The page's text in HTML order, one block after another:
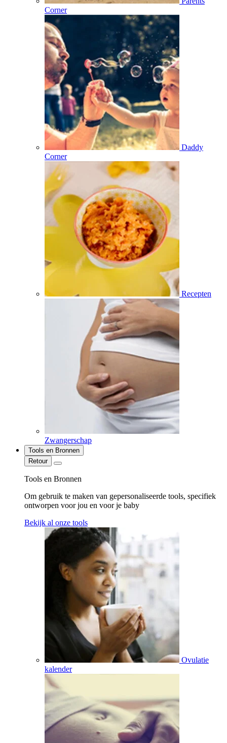
Corner
Daddy
Corner
Recepten
Zwangerschap
Tools en Bronnen
Retour
Tools en Bronnen
Om gebruik te maken van gepersonaliseerde tools, specifiek
ontworpen voor jou en voor je baby
Bekijk al onze tools
Ovulatie
kalender